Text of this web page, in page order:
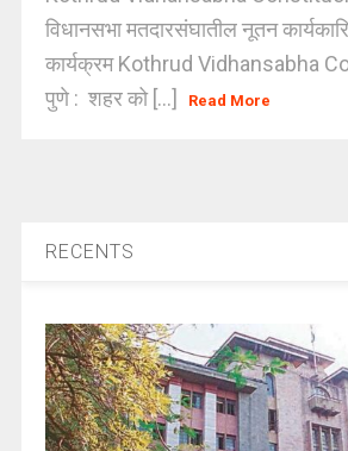
विधानसभा मतदारसंघातील नूतन
कार्यक्रम Kothrud Vidhansabha
पुणे : शहर को [...]
Read More
RECENTS